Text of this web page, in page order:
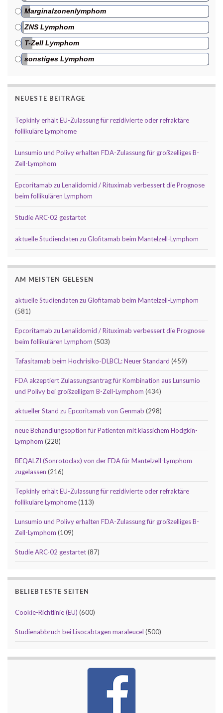
Marginalzonenlymphom
ZNS Lymphom
T-Zell Lymphom
sonstiges Lymphom
NEUESTE BEITRÄGE
Tepkinly erhält EU-Zulassung für rezidivierte oder refraktäre
follikuläre Lymphome
Lunsumio und Polivy erhalten FDA-Zulassung für großzelliges B-
Zell-Lymphom
Epcoritamab zu Lenalidomid / Rituximab verbessert die Prognose
beim follikulären Lymphom
Studie ARC-02 gestartet
aktuelle Studiendaten zu Glofitamab beim Mantelzell-Lymphom
AM MEISTEN GELESEN
aktuelle Studiendaten zu Glofitamab beim Mantelzell-Lymphom
(581)
Epcoritamab zu Lenalidomid / Rituximab verbessert die Prognose
beim follikulären Lymphom (503)
Tafasitamab beim Hochrisiko-DLBCL: Neuer Standard (459)
FDA akzeptiert Zulassungsantrag für Kombination aus Lunsumio
und Polivy bei großzelligem B-Zell-Lymphom (434)
aktueller Stand zu Epcoritamab von Genmab (298)
neue Behandlungsoption für Patienten mit klassichem Hodgkin-
Lymphom (228)
BEQALZI (Sonrotoclax) von der FDA für Mantelzell-Lymphom
zugelassen (216)
Tepkinly erhält EU-Zulassung für rezidivierte oder refraktäre
follikuläre Lymphome(113)
Lunsumio und Polivy erhalten FDA-Zulassung für großzelliges B-
Zell-Lymphom (109)
Studie ARC-02 gestartet(87)
BELIEBTESTE SEITEN
Cookie-Richtlinie (EU) (600)
Studienabbruch bei Lisocabtagen maraleucel (500)